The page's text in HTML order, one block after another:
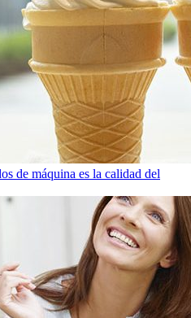
de máquina es la calidad del